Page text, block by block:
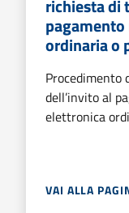
richiesta di
ordinaria o
Procedimento
dell’invito al
elettronica
VAI ALLA